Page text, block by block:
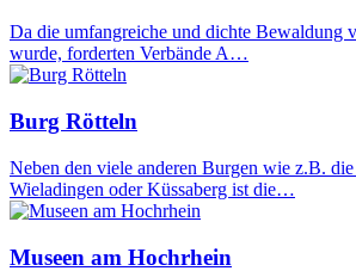
Da die umfangreiche und dichte Bewaldung
wurde, forderten Verbände A…
Burg Rötteln
Neben den viele anderen Burgen wie z.B.
Wieladingen oder Küssaberg ist die…
Museen am Hochrhein